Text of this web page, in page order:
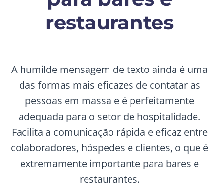
restaurantes
A humilde mensagem de texto ainda é uma
das formas mais eficazes de contatar as
pessoas em massa e é perfeitamente
adequada para o setor de hospitalidade.
Facilita a comunicação rápida e eficaz entre
colaboradores, hóspedes e clientes, o que é
extremamente importante para bares e
restaurantes.